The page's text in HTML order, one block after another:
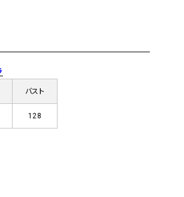
ースターロウ）
ッドスピード）
チ）
バスト
128